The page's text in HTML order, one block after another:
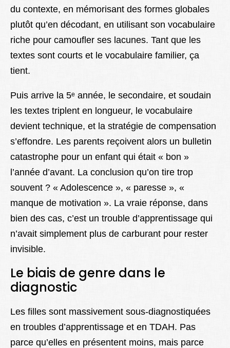
du contexte, en mémorisant des formes globales
plutôt qu’en décodant, en utilisant son vocabulaire
riche pour camoufler ses lacunes. Tant que les
textes sont courts et le vocabulaire familier, ça
tient.
Puis arrive la 5ᵉ année, le secondaire, et soudain
les textes triplent en longueur, le vocabulaire
devient technique, et la stratégie de compensation
s’effondre. Les parents reçoivent alors un bulletin
catastrophe pour un enfant qui était « bon »
l’année d’avant. La conclusion qu’on tire trop
souvent ? « Adolescence », « paresse », «
manque de motivation ». La vraie réponse, dans
bien des cas, c’est un trouble d’apprentissage qui
n’avait simplement plus de carburant pour rester
invisible.
Le biais de genre dans le
diagnostic
Les filles sont massivement sous-diagnostiquées
en troubles d’apprentissage et en TDAH. Pas
parce qu’elles en présentent moins, mais parce